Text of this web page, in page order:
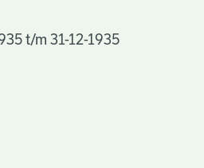
t/m 31-12-1935